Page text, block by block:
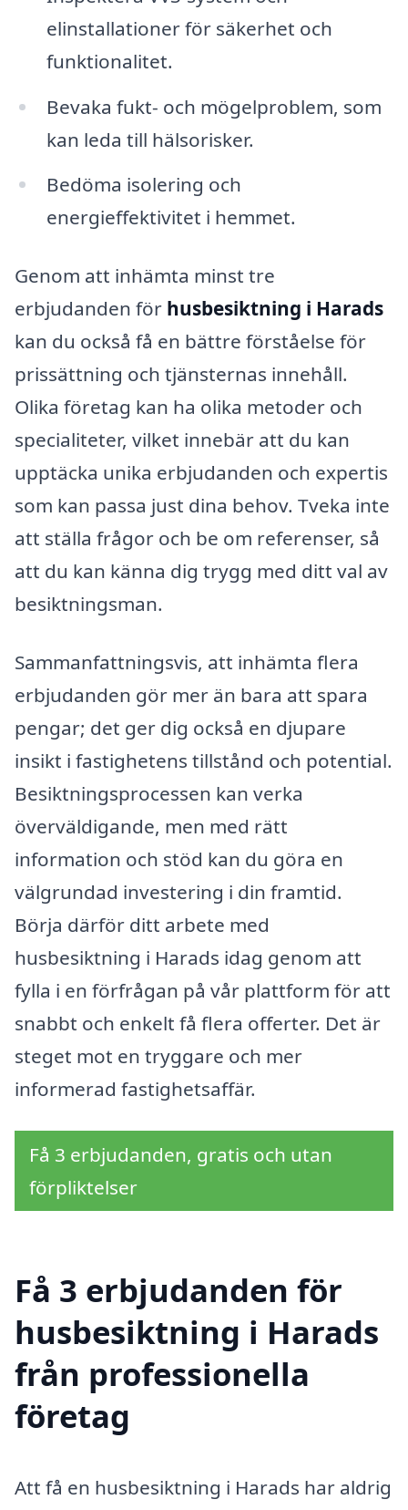
elinstallationer för säkerhet och
funktionalitet.
Bevaka fukt- och mögelproblem, som
kan leda till hälsorisker.
Bedöma isolering och
energieffektivitet i hemmet.
Genom att inhämta minst tre
erbjudanden för husbesiktning i Harads
kan du också få en bättre förståelse för
prissättning och tjänsternas innehåll.
Olika företag kan ha olika metoder och
specialiteter, vilket innebär att du kan
upptäcka unika erbjudanden och expertis
som kan passa just dina behov. Tveka inte
att ställa frågor och be om referenser, så
att du kan känna dig trygg med ditt val av
besiktningsman.
Sammanfattningsvis, att inhämta flera
erbjudanden gör mer än bara att spara
pengar; det ger dig också en djupare
insikt i fastighetens tillstånd och potential.
Besiktningsprocessen kan verka
överväldigande, men med rätt
information och stöd kan du göra en
välgrundad investering i din framtid.
Börja därför ditt arbete med
husbesiktning i Harads idag genom att
fylla i en förfrågan på vår plattform för att
snabbt och enkelt få flera offerter. Det är
steget mot en tryggare och mer
informerad fastighetsaffär.
Få 3 erbjudanden, gratis och utan
förpliktelser
Få 3 erbjudanden för
husbesiktning i Harads
från professionella
företag
Att få en husbesiktning i Harads har aldrig